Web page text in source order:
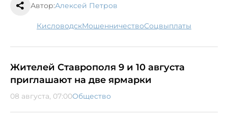
Автор:Алексей Петров
Кисловодск мошенничество соцвыплаты
Жителей Ставрополя 9 и 10 августа
приглашают на две ярмарки
08 августа, 07:00Общество